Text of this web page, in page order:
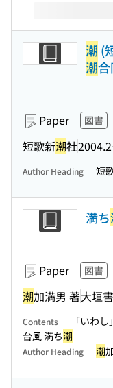
潮 (
潮
Paper 図書
短歌新潮社2004.2
Author Heading 短
満ち
Paper 図書
潮加満男 著大垣
Contents
「いわ
台風 満ち潮
Author Heading 潮